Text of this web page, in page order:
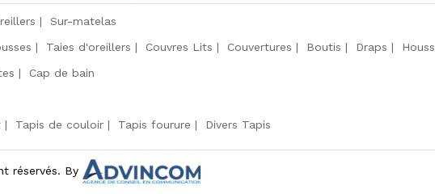
Sur-matelas
Taies d'oreillers Couvres Lits Couvertures Boutis Draps
Cap de bain
Tapis de couloir Tapis fourure Divers Tapis
réservés. By